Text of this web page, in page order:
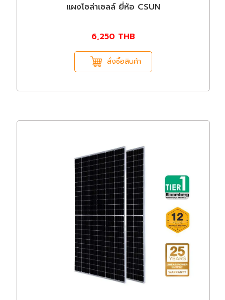
แผงโซล่าเซลล์ ยี่ห้อ CSUN
6,250 THB
สั่งซื้อสินค้า